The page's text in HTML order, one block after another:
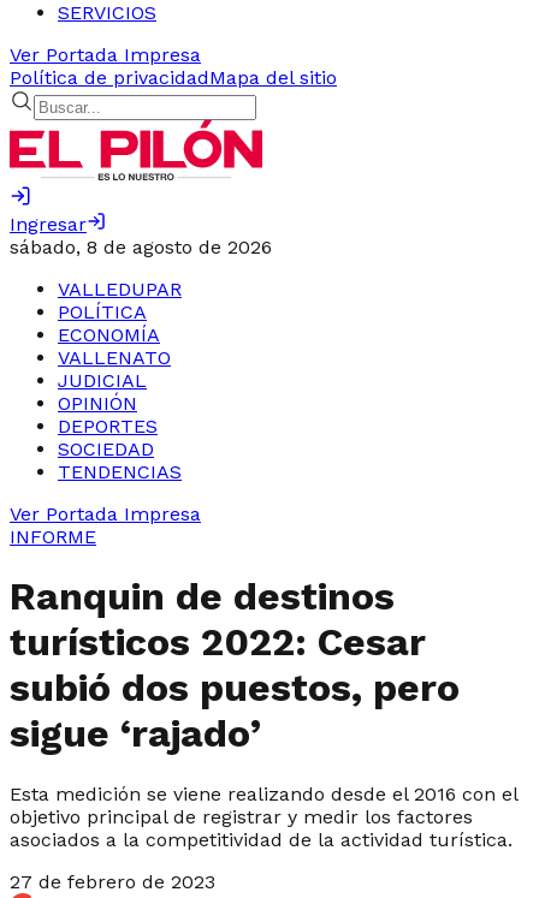
SERVICIOS
Ver Portada Impresa
Política de privacidadMapa del sitio
Ingresar
sábado, 8 de agosto de 2026
VALLEDUPAR
POLÍTICA
ECONOMÍA
VALLENATO
JUDICIAL
OPINIÓN
DEPORTES
SOCIEDAD
TENDENCIAS
Ver Portada Impresa
INFORME
Ranquin de destinos
turísticos 2022: Cesar
subió dos puestos, pero
sigue ‘rajado’
Esta medición se viene realizando desde el 2016 con el
objetivo principal de registrar y medir los factores
asociados a la competitividad de la actividad turística.
27 de febrero de 2023